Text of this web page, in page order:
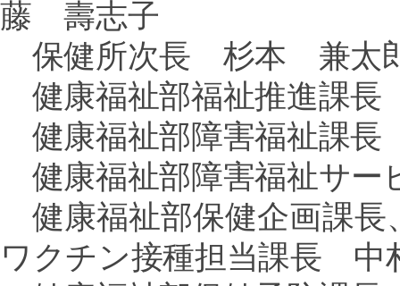
藤 壽志子
保健所次長 杉本 兼太
健康福祉部福祉推進課
健康福祉部障害福祉課
健康福祉部障害福祉サ
健康福祉部保健企画課長
ワクチン接種担当課長